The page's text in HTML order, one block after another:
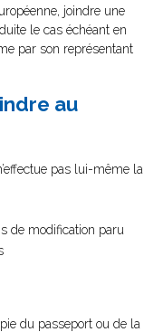
joindre une
le cas échéant en
par son représentant
au
pas lui-même la
de modification paru
du passeport ou de la